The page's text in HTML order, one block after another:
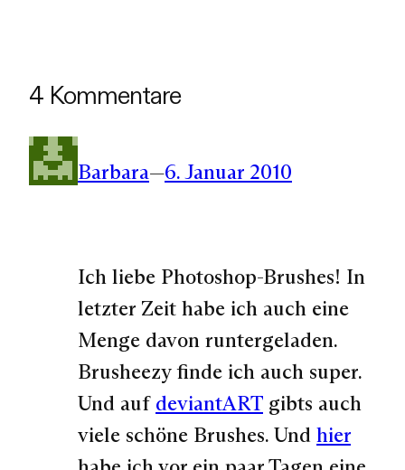
4 Kommentare
Barbara—6. Januar 2010
Ich liebe Photoshop-Brushes! In
letzter Zeit habe ich auch eine
Menge davon runtergeladen.
Brusheezy finde ich auch super.
Und auf deviantART gibts auch
viele schöne Brushes. Und hier